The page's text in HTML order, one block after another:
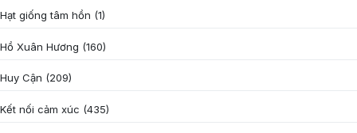
Hạt giống tâm hồn (1)
Hồ Xuân Hương (160)
Huy Cận (209)
Kết nối cảm xúc (435)